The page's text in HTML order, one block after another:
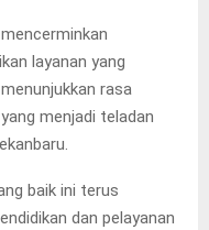
layanan yang
rasa
menjadi teladan
baik ini terus
dan pelayanan